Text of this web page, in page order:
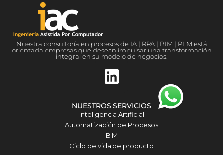
Nuestra consultoría en procesos de IA | RPA | BIM | PLM está
orientada empresas que desean impulsar una transformación
integral en su modelo de negocios.
L
i
n
k
e
d
NUESTROS SERVICIOS
Inteligencia Artificial
Automatización de Procesos
BIM
Ciclo de vida de producto